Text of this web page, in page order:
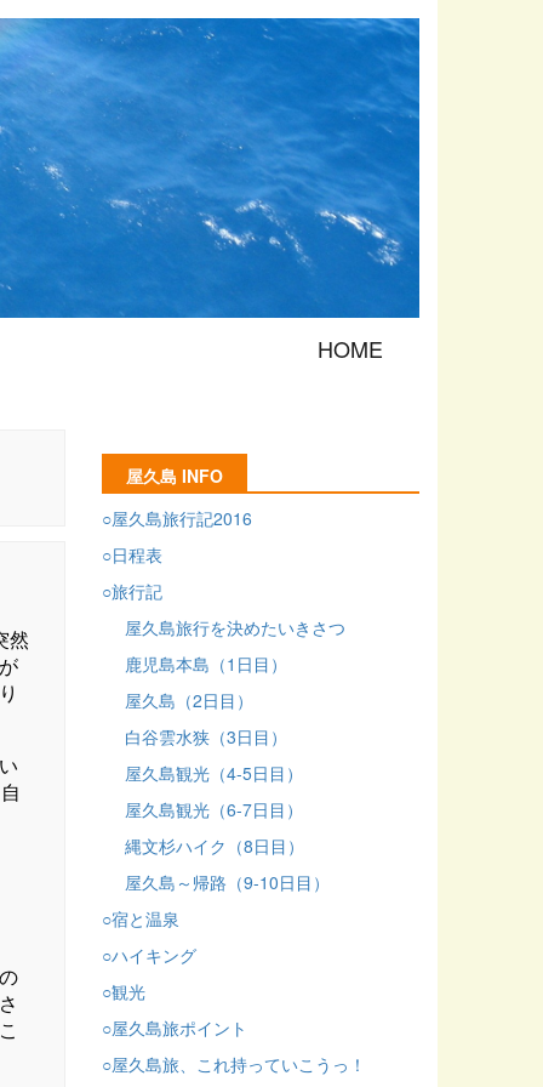
HOME
然
屋久島 INFO
○屋久島旅行記2016
○日程表
○旅行記
屋久島旅行を決めたいきさつ
鹿児島本島（1日目）
屋久島（2日目）
白谷雲水狭（3日目）
屋久島観光（4-5日目）
屋久島観光（6-7日目）
縄文杉ハイク（8日目）
屋久島～帰路（9-10日目）
○宿と温泉
○ハイキング
○観光
○屋久島旅ポイント
○屋久島旅、これ持っていこうっ！